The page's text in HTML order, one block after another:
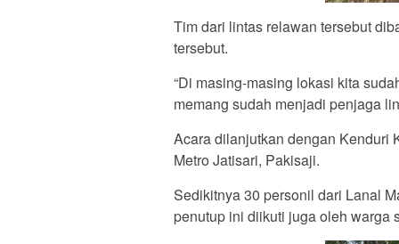
Tim dari lintas relawan tersebut
tersebut.
“Di masing-masing lokasi kita
memang sudah menjadi penjaga
Acara dilanjutkan dengan Kenduri
Metro Jatisari, Pakisaji.
Sedikitnya 30 personil dari Lanal
penutup ini diikuti juga oleh warga